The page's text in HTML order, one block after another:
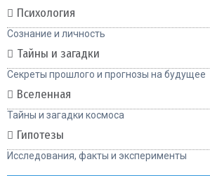
Психология
Сознание и личность
Тайны и загадки
Секреты прошлого и прогнозы на будущее
Вселенная
Тайны и загадки космоса
Гипотезы
Исследования, факты и эксперименты